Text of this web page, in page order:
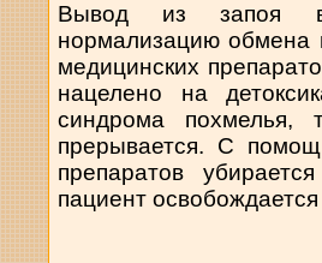
Вывод из запоя в
нормализацию обмена
медицинских
нацелено на
синдрома похмелья,
прерывается. С
препаратов
пациент